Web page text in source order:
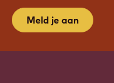
Meld je aan